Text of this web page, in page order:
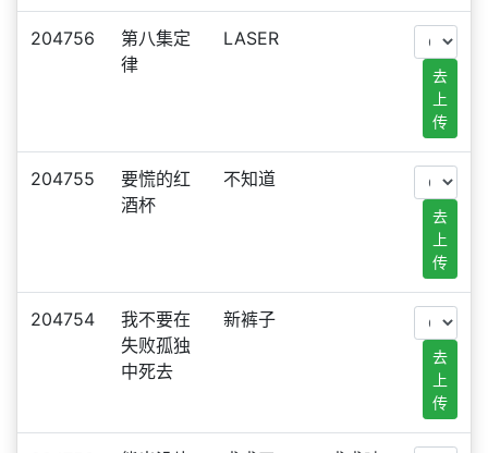
204756
第八集定
律
LASER
去
上
传
204755
要慌的红
酒杯
不知道
去
上
传
204754
我不要在
失败孤独
中死去
新裤子
去
上
传